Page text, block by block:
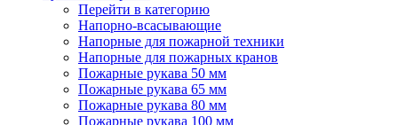
Перейти в категорию
Напорно-всасывающие
Напорные для пожарной техники
Напорные для пожарных кранов
Пожарные рукава 50 мм
Пожарные рукава 65 мм
Пожарные рукава 80 мм
Пожарные рукава 100 мм